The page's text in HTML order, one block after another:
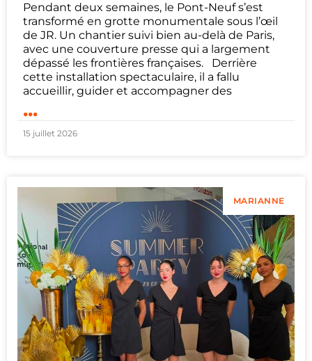
Pendant deux semaines, le Pont-Neuf s’est
transformé en grotte monumentale sous l’œil
de JR. Un chantier suivi bien au-delà de Paris,
avec une couverture presse qui a largement
dépassé les frontières françaises. Derrière
cette installation spectaculaire, il a fallu
accueillir, guider et accompagner des
...
15 juillet 2026
MARIANNE